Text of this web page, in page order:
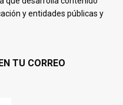
y entidades públicas y
TU CORREO